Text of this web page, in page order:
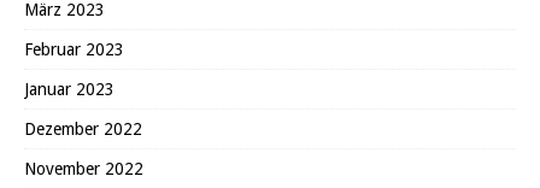
März 2023
Februar 2023
Januar 2023
Dezember 2022
November 2022